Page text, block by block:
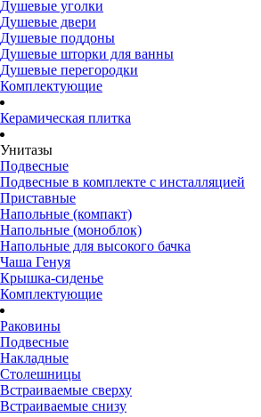
Душевые уголки
Душевые двери
Душевые поддоны
Душевые шторки для ванны
Душевые перегородки
Комплектующие
Керамическая плитка
Унитазы
Подвесные
Подвесные в комплекте с инсталляцией
Приставные
Напольные (компакт)
Напольные (моноблок)
Напольные для высокого бачка
Чаша Генуя
Крышка-сиденье
Комплектующие
Раковины
Подвесные
Накладные
Столешницы
Встраиваемые сверху
Встраиваемые снизу